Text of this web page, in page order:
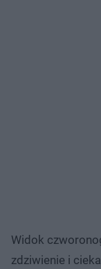
Widok
zdziwienie i